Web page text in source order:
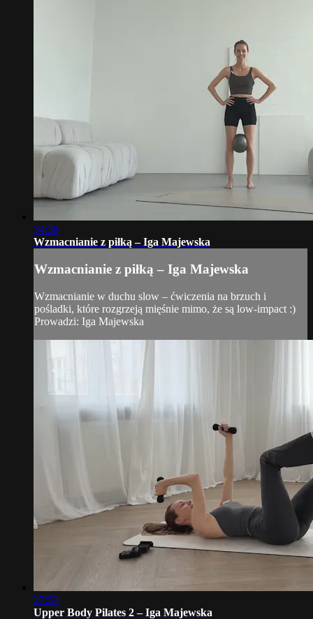
34:36
Wzmacnianie z piłką – Iga Majewska
Wzmacnianie z piłką – Iga Majewska
Wzmacnianie w duchu slow – ćwiczenia na brzuch i
pośladki, które rozgrzeją mięśnie mimo, że są low-impact :)
Prowadzi: Iga Majewska
27:53
Upper Body Pilates 2 – Iga Majewska